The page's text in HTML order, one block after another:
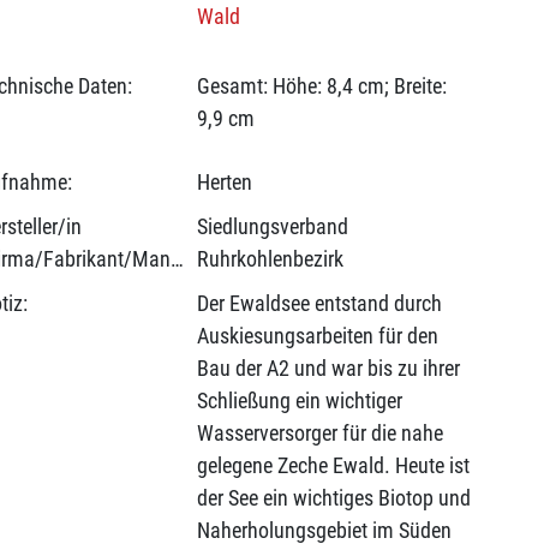
Wald
Daten:
Gesamt: Höhe: 8,4 cm; Breite:
9,9 cm
Herten
in
(Firma/Fabrikant/Manufaktur):
Siedlungsverband
Ruhrkohlenbezirk
Der Ewaldsee entstand durch
Auskiesungsarbeiten für den
Bau der A2 und war bis zu ihrer
Schließung ein wichtiger
Wasserversorger für die nahe
gelegene Zeche Ewald. Heute ist
der See ein wichtiges Biotop und
Naherholungsgebiet im Süden